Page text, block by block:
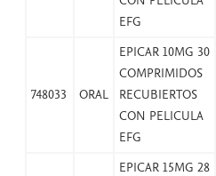
EFG
748033 ORAL
EPICAR 10MG 30
COMPRIMIDOS
RECUBIERTOS
CON PELICULA
EFG
EPICAR 15MG 28